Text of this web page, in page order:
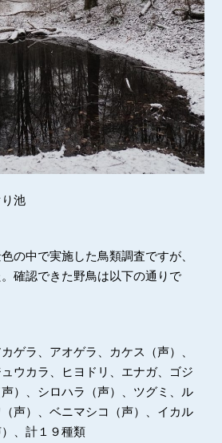
池
の中で実施した鳥類調査ですが、
確認できた野鳥は以下の通りで
ゲラ、アオゲラ、カケス（声）、
ウカラ、ヒヨドリ、エナガ、ゴジ
）、シロハラ（声）、ツグミ、ル
声）、ベニマシコ（声）、イカル
）、計１９種類